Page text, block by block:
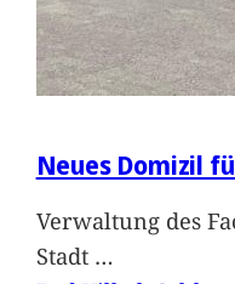
Neues Domizil
Verwaltung des
Stadt …